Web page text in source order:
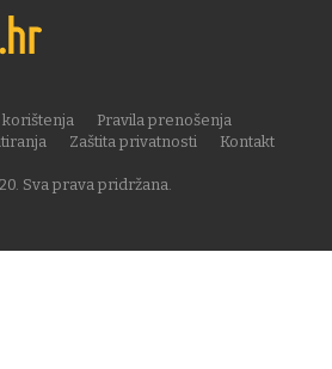
Sva prava pridržana.
korištenja
Pravila prenošenja
Zaštita privatnosti
Kontakt